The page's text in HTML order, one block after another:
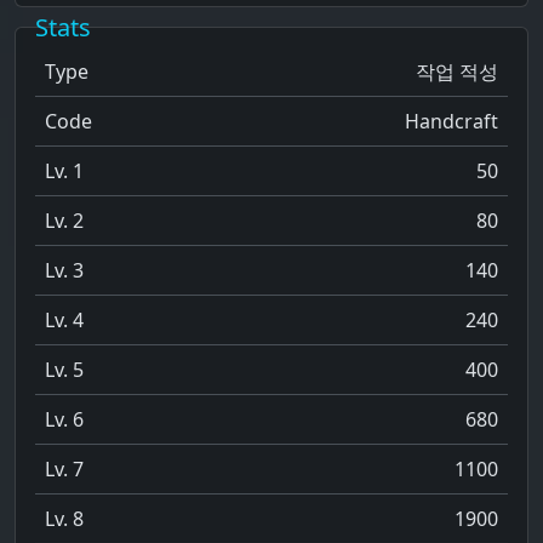
Stats
Type
작업 적성
Code
Handcraft
Lv. 1
50
Lv. 2
80
Lv. 3
140
Lv. 4
240
Lv. 5
400
Lv. 6
680
Lv. 7
1100
Lv. 8
1900